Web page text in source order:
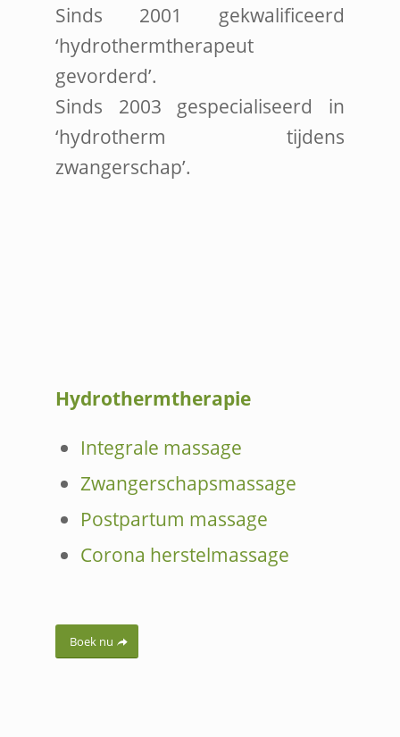
Sinds 2001 gekwalificeerd
‘hydrothermtherapeut
gevorderd’.
Sinds 2003 gespecialiseerd in
‘hydrotherm tijdens
zwangerschap’.
Hydrothermtherapie
Integrale massage
Zwangerschapsmassage
Postpartum massage
Corona herstelmassage
Boek nu